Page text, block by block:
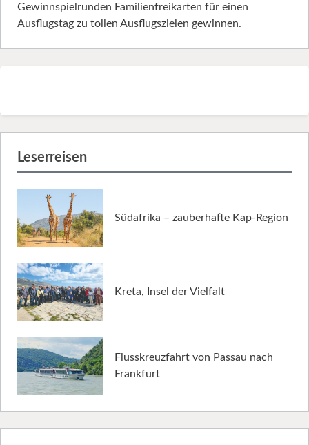
Gewinnspielrunden Familienfreikarten für einen
Ausflugstag zu tollen Ausflugszielen gewinnen.
Leserreisen
Südafrika – zauberhafte Kap-Region
Kreta, Insel der Vielfalt
Flusskreuzfahrt von Passau nach
Frankfurt